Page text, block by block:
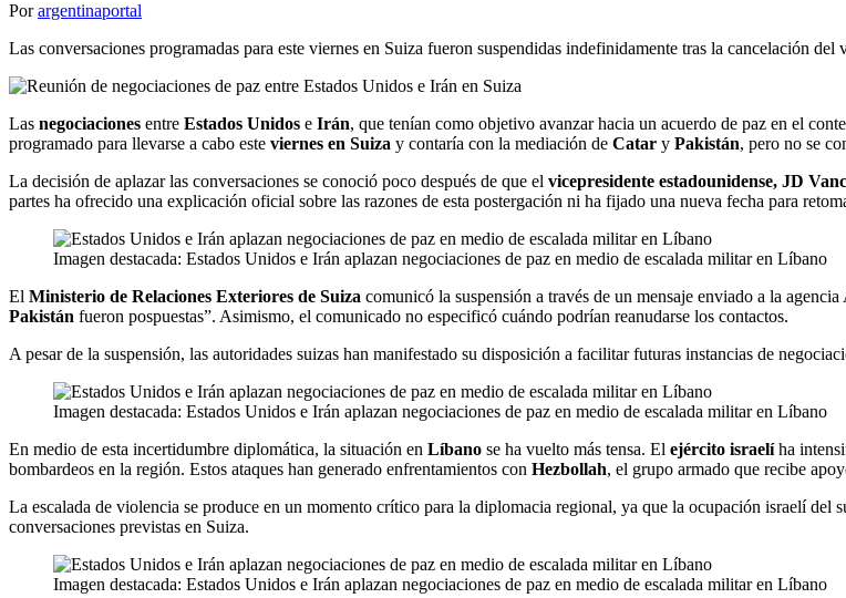
Porargentinaportal
Las conversaciones programadas para este viernes en Suiza fueron suspendidas indefinidamente tras la cancelación del
Las negociaciones entre Estados Unidos e Irán, que tenían como objetivo avanzar hacia un acuerdo de paz en el
programado para llevarse a cabo este viernes en Suiza y contaría con la mediación de Catar y Pakistán, pero no se
La decisión de aplazar las conversaciones se conoció poco después de que el vicepresidente estadounidense, JD
partes ha ofrecido una explicación oficial sobre las razones de esta postergación ni ha fijado una nueva fecha para
Imagen destacada: Estados Unidos e Irán aplazan negociaciones de paz en medio de escalada militar en Líbano
El Ministerio de Relaciones Exteriores de Suiza comunicó la suspensión a través de un mensaje enviado a la
Pakistán fueron pospuestas”. Asimismo, el comunicado no especificó cuándo podrían reanudarse los contactos.
A pesar de la suspensión, las autoridades suizas han manifestado su disposición a facilitar futuras instancias de
Imagen destacada: Estados Unidos e Irán aplazan negociaciones de paz en medio de escalada militar en Líbano
En medio de esta incertidumbre diplomática, la situación en Líbano se ha vuelto más tensa. El ejército israelíha
bombardeos en la región. Estos ataques han generado enfrentamientos con Hezbollah, el grupo armado que recibe
La escalada de violencia se produce en un momento crítico para la diplomacia regional, ya que la ocupación israelí del
conversaciones previstas en Suiza.
Imagen destacada: Estados Unidos e Irán aplazan negociaciones de paz en medio de escalada militar en Líbano